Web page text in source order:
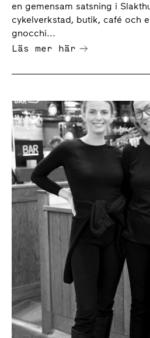
en gemensam satsning i
cykelverkstad, butik, café och
gnocchi...
Läs mer här